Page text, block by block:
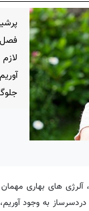
فصل
های بهاری
به وجود